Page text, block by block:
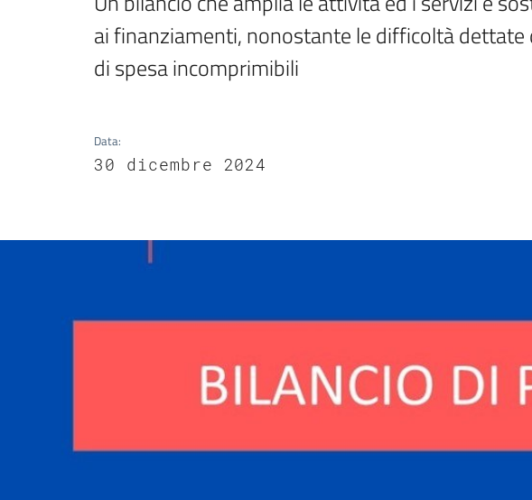
ai finanziamenti, nonostante le difficoltà dettate
di spesa incomprimibili
Data:
30 dicembre 2024